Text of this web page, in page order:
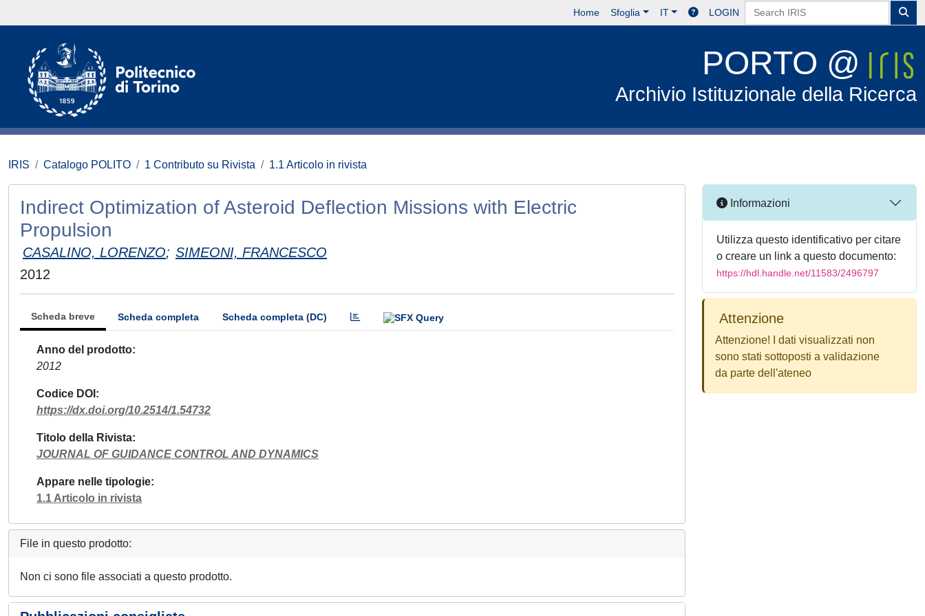
Home Sfoglia IT LOGIN
PORTO @
Archivio Istituzionale della Ricerca
IRIS Catalogo POLITO 1 Contributo su Rivista 1.1 Articolo in rivista
Indirect Optimization of Asteroid Deflection Missions with Electric
Propulsion
CASALINO, LORENZO; SIMEONI, FRANCESCO
2012
Scheda breve Scheda completa Scheda completa (DC)
Anno del prodotto
2012
Codice DOI
https://dx.doi.org/10.2514/1.54732
Titolo della Rivista
JOURNAL OF GUIDANCE CONTROL AND DYNAMICS
Appare nelle tipologie
1.1 Articolo in rivista
File in questo prodotto:
Non ci sono file associati a questo prodotto.
Informazioni
Utilizza questo identificativo per citare
o creare un link a questo documento:
https://hdl.handle.net/11583/2496797
Attenzione
Attenzione! I dati visualizzati non
sono stati sottoposti a validazione
da parte dell'ateneo